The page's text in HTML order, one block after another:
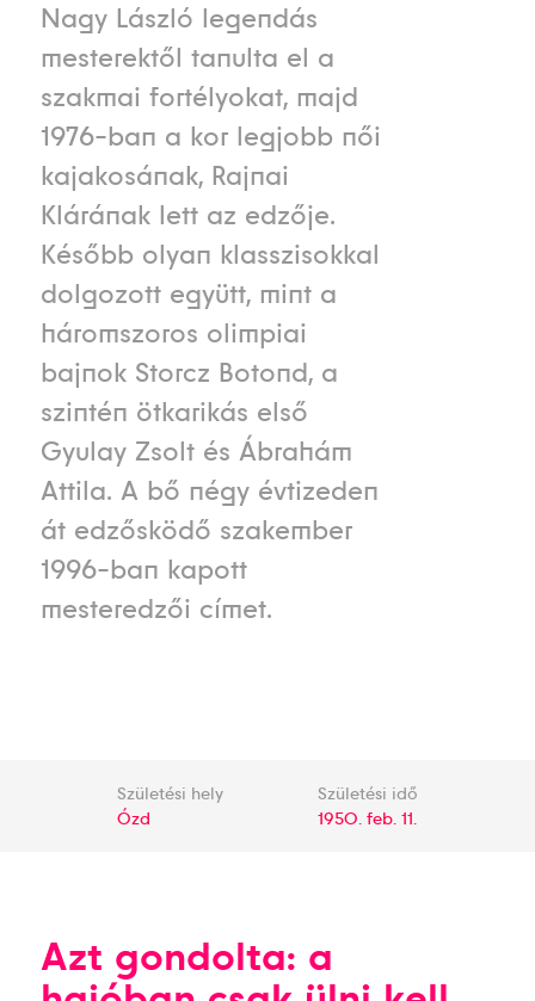
Nagy László legendás
mesterektől tanulta el a
szakmai fortélyokat, majd
1976-ban a kor legjobb női
kajakosának, Rajnai
Klárának lett az edzője.
Később olyan klasszisokkal
dolgozott együtt, mint a
háromszoros olimpiai
bajnok Storcz Botond, a
szintén ötkarikás első
Gyulay Zsolt és Ábrahám
Attila. A bő négy évtizeden
át edzősködő szakember
1996-ban kapott
mesteredzői címet.
Születési hely
Ózd
Születési idő
1950. feb. 11.
Azt gondolta: a